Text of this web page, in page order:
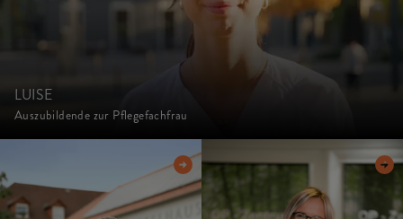
LUISE
Auszubildende zur Pflegefachfrau